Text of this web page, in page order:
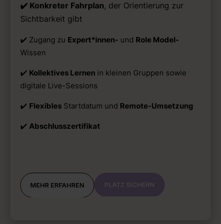
✔️ Konkreter Fahrplan, der Orientierung zur
Sichtbarkeit gibt
✔️ Zugang zu Expert*innen- und Role Model-
Wissen
✔️ Kollektives Lernen in kleinen Gruppen sowie
digitale Live-Sessions
✔️ Flexibles Startdatum und Remote-Umsetzung
✔️ Abschlusszertifikat